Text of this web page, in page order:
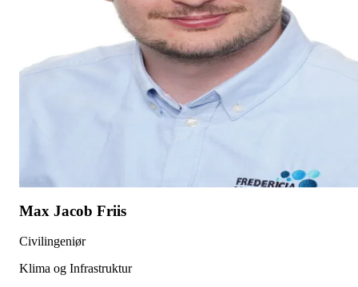
Max Jacob Friis
Civilingeniør
Klima og Infrastruktur